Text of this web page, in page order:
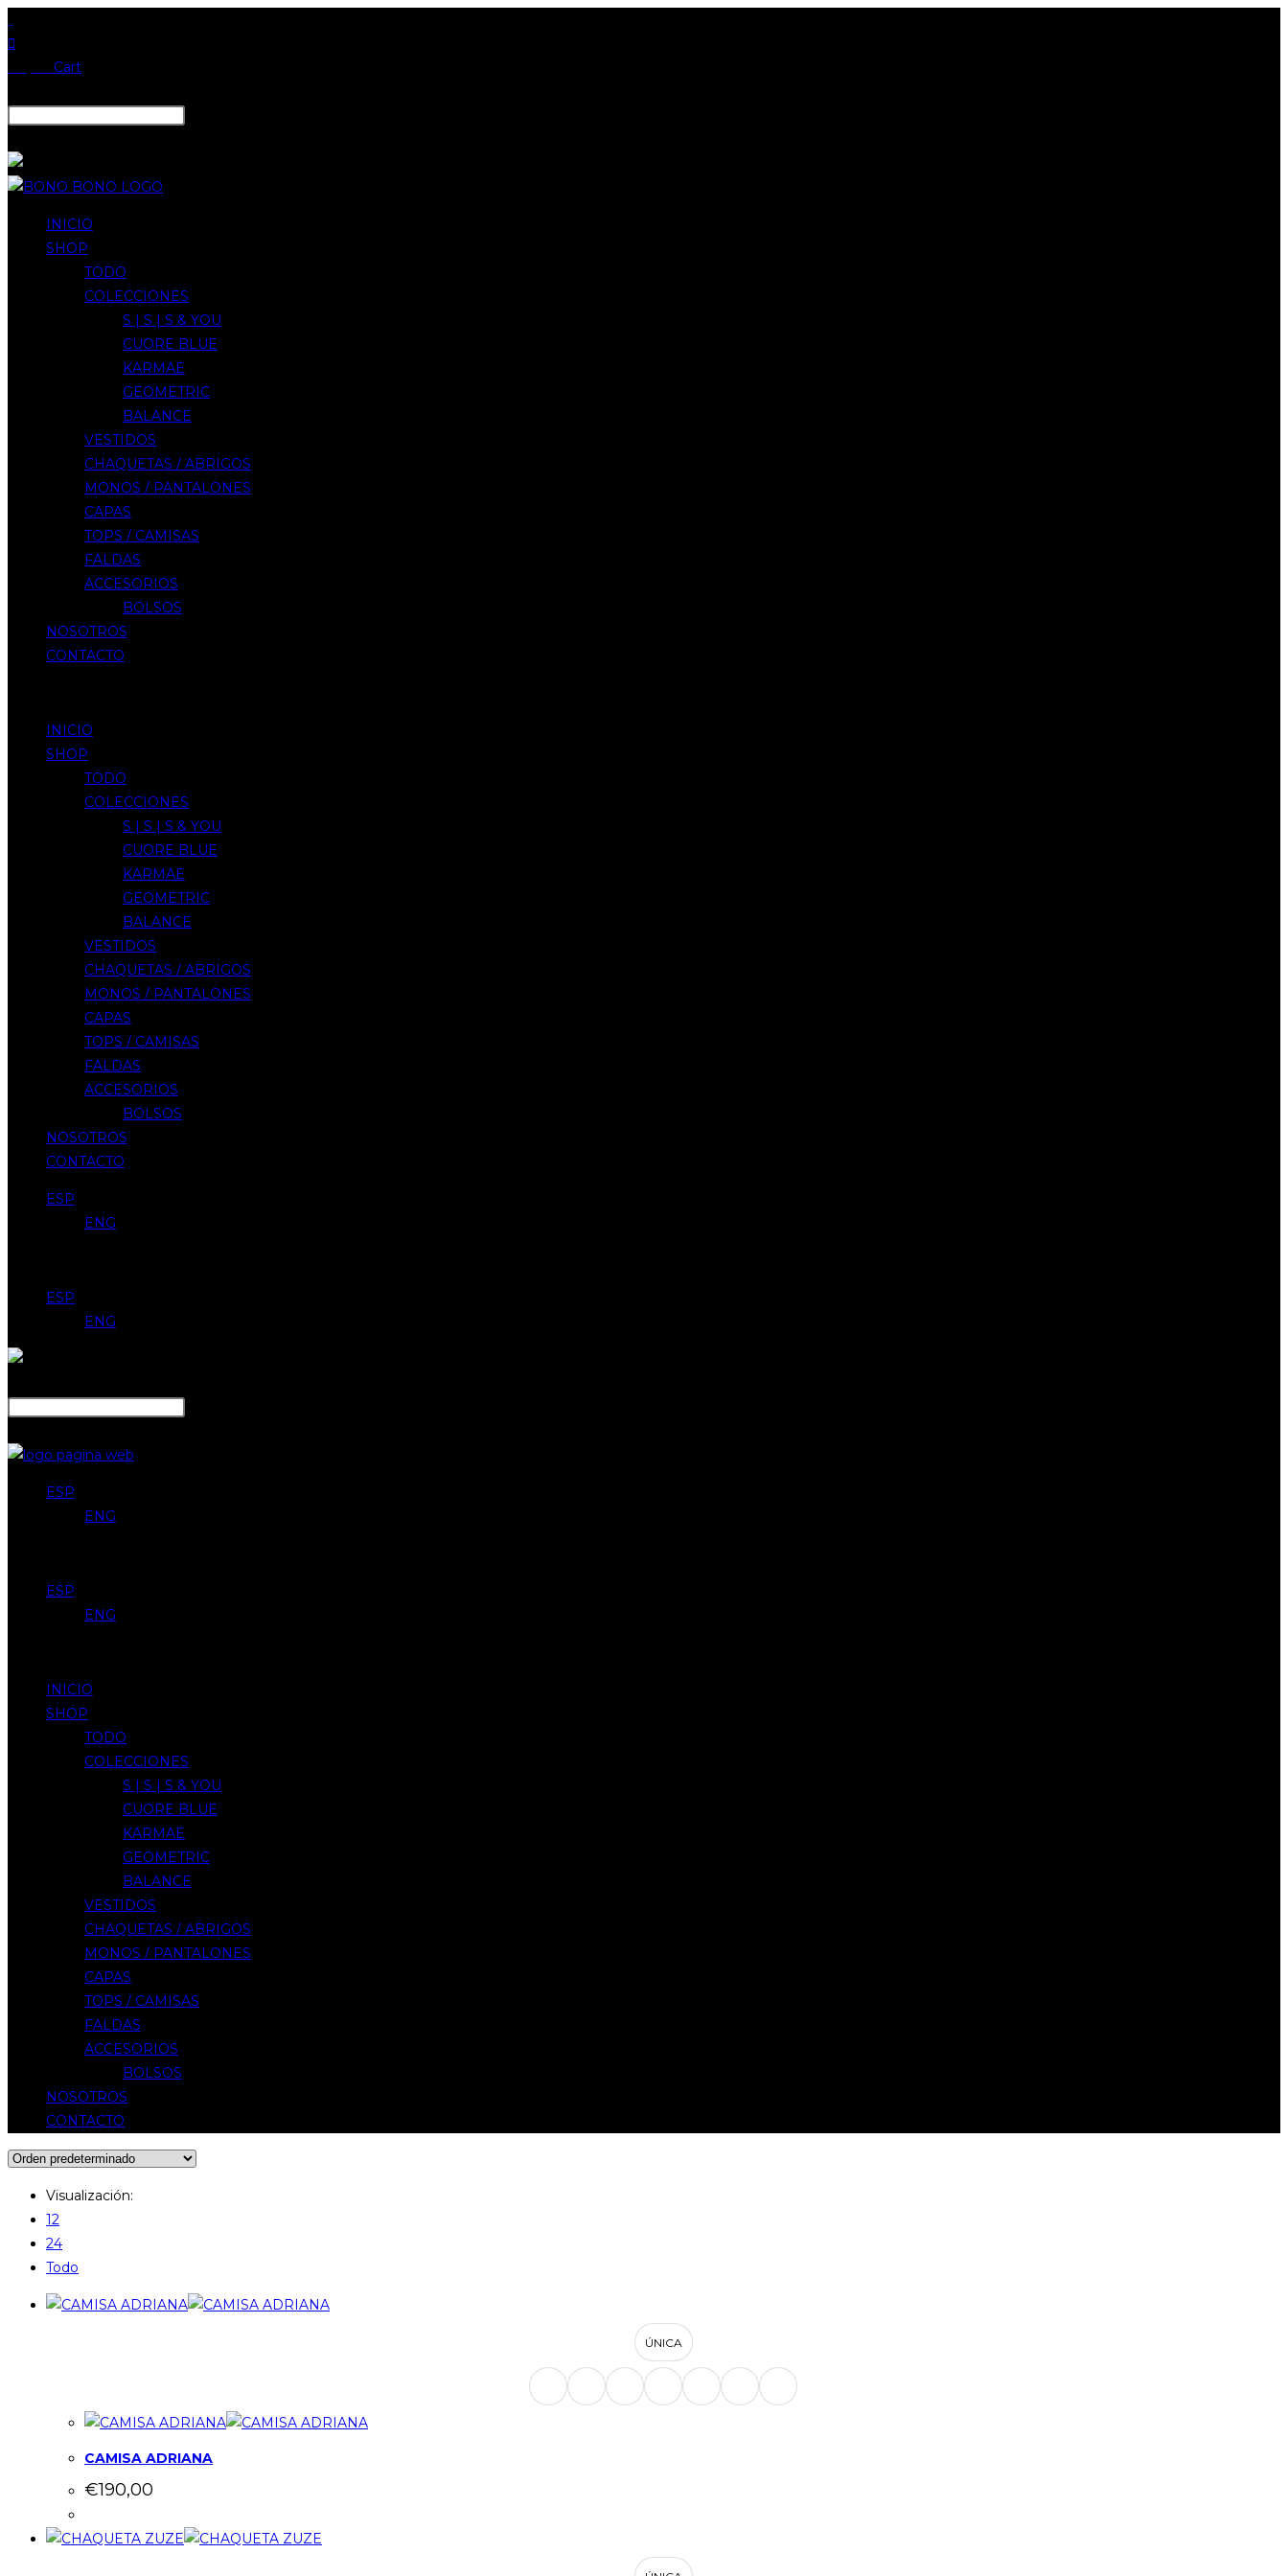
al
contenido
Cart
INICIO
SHOP
TODO
COLECCIONES
S | S | S & YOU
CUORE BLUE
KARMAE
GEOMETRIC
BALANCE
VESTIDOS
CHAQUETAS / ABRIGOS
MONOS / PANTALONES
CAPAS
TOPS / CAMISAS
FALDAS
ACCESORIOS
BOLSOS
NOSOTROS
CONTACTO
INICIO
SHOP
TODO
COLECCIONES
S | S | S & YOU
CUORE BLUE
KARMAE
GEOMETRIC
BALANCE
VESTIDOS
CHAQUETAS / ABRIGOS
MONOS / PANTALONES
CAPAS
TOPS / CAMISAS
FALDAS
ACCESORIOS
BOLSOS
NOSOTROS
CONTACTO
ESP
ENG
ESP
ENG
ESP
ENG
ESP
ENG
INICIO
SHOP
TODO
COLECCIONES
S | S | S & YOU
CUORE BLUE
KARMAE
GEOMETRIC
BALANCE
VESTIDOS
CHAQUETAS / ABRIGOS
MONOS / PANTALONES
CAPAS
TOPS / CAMISAS
FALDAS
ACCESORIOS
BOLSOS
NOSOTROS
CONTACTO
Visualización:
12
24
Todo
ÚNICA
CAMISA ADRIANA
€190,00